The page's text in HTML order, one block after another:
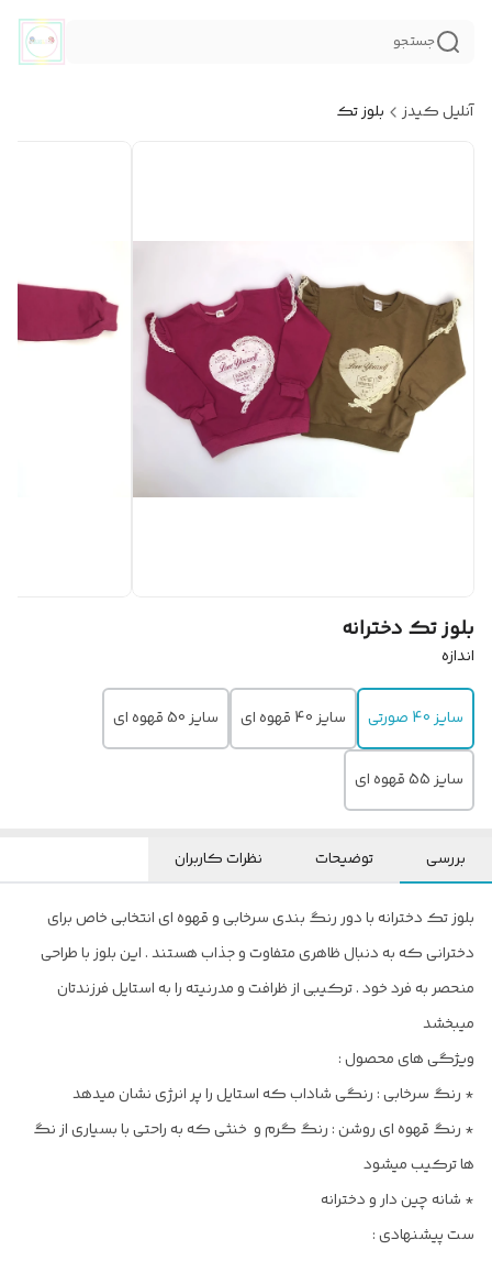
جستجو
آنلیل کیدز بلوز تک
بلوز تک دخترانه
اندازه
سایز 40 صورتی سایز 40 قهوه ای سایز 50 قهوه ای
سایز 55 قهوه ای
بررسی توضیحات نظرات کاربران
بلوز تک دخترانه با دور رنگ بندی سرخابی و قهوه ای انتخابی خاص برای
دخترانی که به دنبال ظاهری متفاوت و جذاب هستند . این بلوز با طراحی
منحصر به فرد خود . ترکیبی از ظرافت و مدرنیته را به استایل فرزندتان
میبخشد
ویژگی های محصول :
* رنگ سرخابی : رنگی شاداب که استایل را پر انرژی نشان میدهد
* رنگ قهوه ای روشن : رنگ گرم و خنثی که به راحتی با بسیاری از نگ
ها ترکیب میشود
* شانه چین دار و دخترانه
ست پیشنهادی :